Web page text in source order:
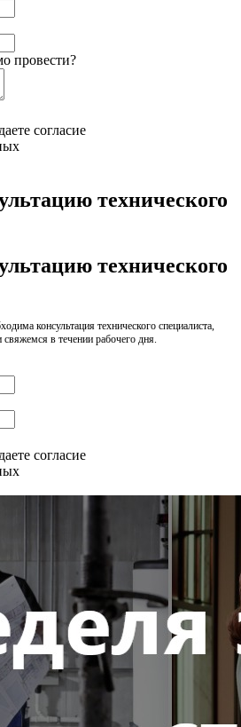
провести?
согласие
технического
технического
консультация технического специалиста,
в течении рабочего дня.
согласие